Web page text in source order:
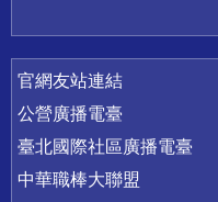
官網友站連結
公營廣播電臺
臺北國際社區廣播電臺
中華職棒大聯盟